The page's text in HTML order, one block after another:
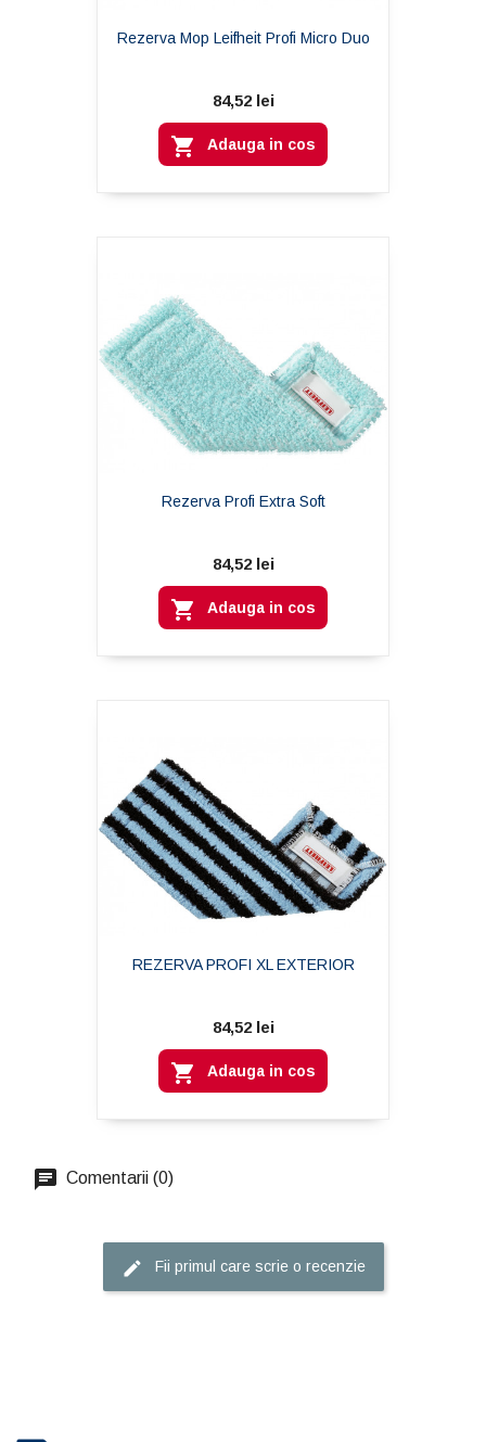
Rezerva Mop Leifheit Profi Micro Duo
84,52 lei
 Adauga in cos
Rezerva Profi Extra Soft
84,52 lei
 Adauga in cos
REZERVA PROFI XL EXTERIOR
84,52 lei
 Adauga in cos
Comentarii (0)
Fii primul care scrie o recenzie